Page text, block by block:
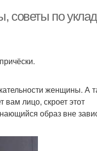
советы по
женщины. А
вам лицо, скроет этот
образ вне